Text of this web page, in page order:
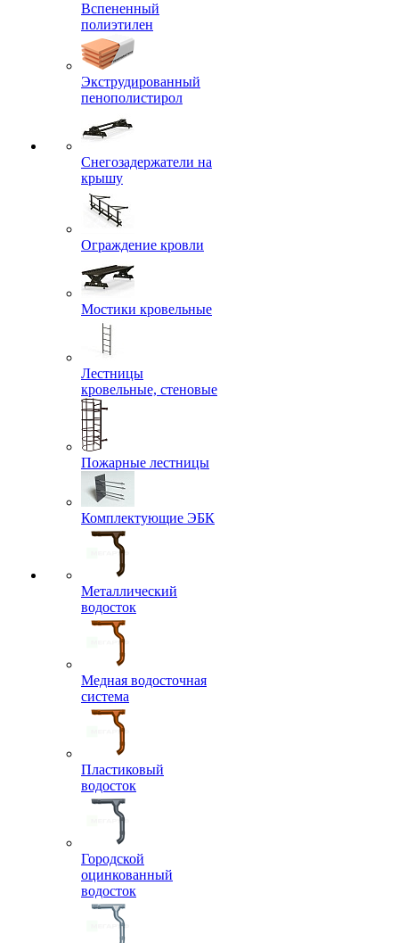
Вспененный
полиэтилен
Экструдированный
пенополистирол
Снегозадержатели на
крышу
Ограждение кровли
Мостики кровельные
Лестницы
кровельные, стеновые
Пожарные лестницы
Комплектующие ЭБК
Металлический
водосток
Медная водосточная
система
Пластиковый
водосток
Городской
оцинкованный
водосток